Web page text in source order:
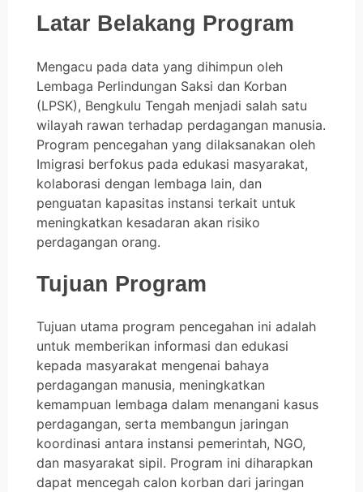
Latar Belakang Program
Mengacu pada data yang dihimpun oleh
Lembaga Perlindungan Saksi dan Korban
(LPSK), Bengkulu Tengah menjadi salah satu
wilayah rawan terhadap perdagangan manusia.
Program pencegahan yang dilaksanakan oleh
Imigrasi berfokus pada edukasi masyarakat,
kolaborasi dengan lembaga lain, dan
penguatan kapasitas instansi terkait untuk
meningkatkan kesadaran akan risiko
perdagangan orang.
Tujuan Program
Tujuan utama program pencegahan ini adalah
untuk memberikan informasi dan edukasi
kepada masyarakat mengenai bahaya
perdagangan manusia, meningkatkan
kemampuan lembaga dalam menangani kasus
perdagangan, serta membangun jaringan
koordinasi antara instansi pemerintah, NGO,
dan masyarakat sipil. Program ini diharapkan
dapat mencegah calon korban dari jaringan